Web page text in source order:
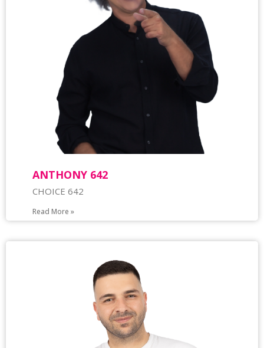
ΑΝΤΗΟΝΥ 642
CHOICE 642
Read More »